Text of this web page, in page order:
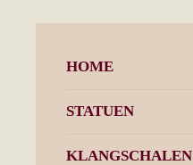
HOME
STATUEN
KLANGSCHALEN